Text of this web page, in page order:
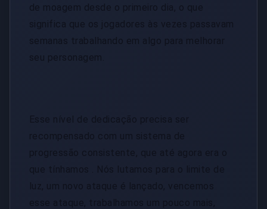
de moagem desde o primeiro dia, o que
significa que os jogadores às vezes passavam
semanas trabalhando em algo para melhorar
seu personagem.
Esse nível de dedicação precisa ser
recompensado com um sistema de
progressão consistente, que até agora era o
que tínhamos . Nós lutamos para o limite de
esse ataque, trabalhamos um pouco mais,